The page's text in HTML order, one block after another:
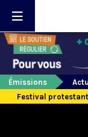
Émissions
Festival